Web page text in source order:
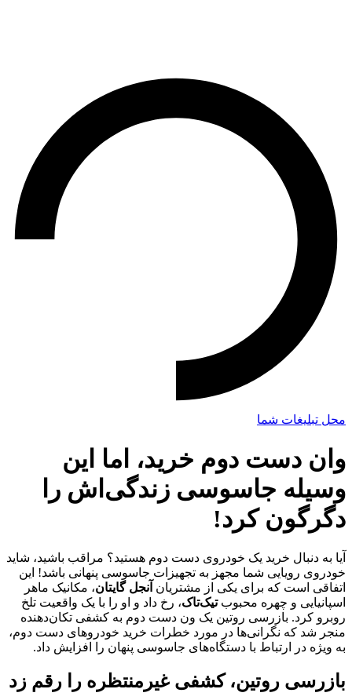
محل تبلیغات شما
وان دست دوم خرید، اما این
وسیله جاسوسی زندگی‌اش را
دگرگون کرد!
آیا به دنبال خرید یک خودروی دست دوم هستید؟ مراقب باشید، شاید
خودروی رویایی شما مجهز به تجهیزات جاسوسی پنهانی باشد! این
اتفاقی است که برای یکی از مشتریان آنجل گایتان، مکانیک ماهر
اسپانیایی و چهره محبوبتیک‌تاک، رخ داد و او را با یک واقعیت تلخ
روبرو کرد. بازرسی روتین یک ون دست دوم به کشفی تکان‌دهنده
منجر شد که نگرانی‌ها در مورد خطرات خرید خودروهای دست دوم،
به ویژه در ارتباط با دستگاه‌های جاسوسی پنهان را افزایش داد.
بازرسی روتین، کشفی غیرمنتظره را رقم زد